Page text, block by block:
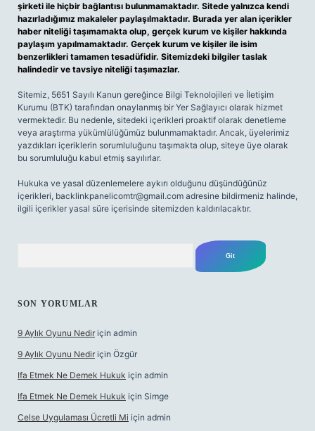
şirketi ile hiçbir bağlantısı bulunmamaktadır. Sitede yalnızca kendi
hazırladığımız makaleler paylaşılmaktadır. Burada yer alan içerikler
haber niteliği taşımamakta olup, gerçek kurum ve kişiler hakkında
paylaşım yapılmamaktadır. Gerçek kurum ve kişiler ile isim
benzerlikleri tamamen tesadüfidir. Sitemizdeki bilgiler taslak
halindedir ve tavsiye niteliği taşımazlar.
Sitemiz, 5651 Sayılı Kanun gereğince Bilgi Teknolojileri ve İletişim
Kurumu (BTK) tarafından onaylanmış bir Yer Sağlayıcı olarak hizmet
vermektedir. Bu nedenle, sitedeki içerikleri proaktif olarak denetleme
veya araştırma yükümlülüğümüz bulunmamaktadır. Ancak, üyelerimiz
yazdıkları içeriklerin sorumluluğunu taşımakta olup, siteye üye olarak
bu sorumluluğu kabul etmiş sayılırlar.
Hukuka ve yasal düzenlemelere aykırı olduğunu düşündüğünüz
içerikleri, backlinkpanelicomtr@gmail.com adresine bildirmeniz halinde,
ilgili içerikler yasal süre içerisinde sitemizden kaldırılacaktır.
SON YORUMLAR
9 Aylık Oyunu Nedir için admin
9 Aylık Oyunu Nedir için Özgür
Ifa Etmek Ne Demek Hukuk için admin
Ifa Etmek Ne Demek Hukuk için Simge
Celse Uygulaması Ücretli Mi için admin